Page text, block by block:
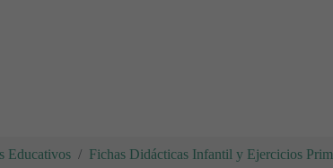
Educativos Fichas Didácticas Infantil y Ejercicios